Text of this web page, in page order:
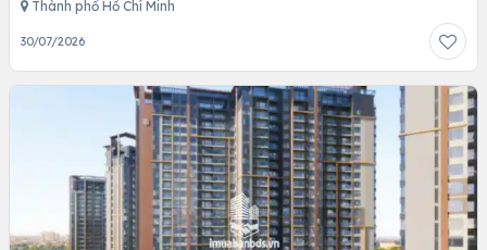
Thành phố Hồ Chí Minh
30/07/2026